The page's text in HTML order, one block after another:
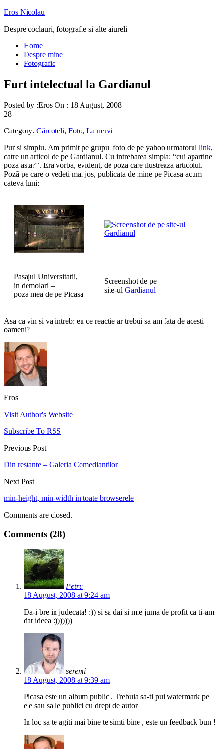
Eros Nicolau
Despre coclauri, fotografie si alte aiureli
Home
Despre mine
Fotografie
Furt intelectual la Gardianul
Posted by :Eros On : 18 August, 2008
28
Category: Cârcoteli, Foto, La nervi
Pur si simplu. Am primit pe grupul foto de pe yahoo urmatorul link,
catre un articol de pe Gardianul. Cu intrebarea simpla: “cui apartine
poza asta?”. Era vorba, evident, de poza care ilustreaza articolul.
Pozã pe care o vedeti mai jos, publicata de mine pe Picasa acum
cateva luni:
Pasajul Universitatii,
in demolari –
poza mea de pe Picasa
Screenshot de pe
site-ul Gardianul
Asa ca vin si va intreb: eu ce reactie ar trebui sa am fata de acesti
oameni?
Eros
Visit Author's Website
Subscribe To RSS
Previous Post
Din restante – Galeria Comediantilor
Next Post
min-height, min-width in toate browserele
Comments are closed.
Comments (28)
Petru
18 August, 2008 at 9:24 am
Da-i bre in judecata! :)) si sa dai si mie juma de profit ca ti-am
dat ideea :)))))))
seremi
18 August, 2008 at 9:39 am
Picasa este un album public . Trebuia sa-ti pui watermark pe
ele sau sa le publici cu drept de autor.
In loc sa te agiti mai bine te simti bine , este un feedback bun !